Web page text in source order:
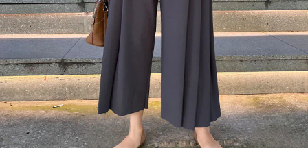
셔츠&블라우스
가디건/니트
와이드팬츠
한정세일
셔츠&블라우스
가디건/니트